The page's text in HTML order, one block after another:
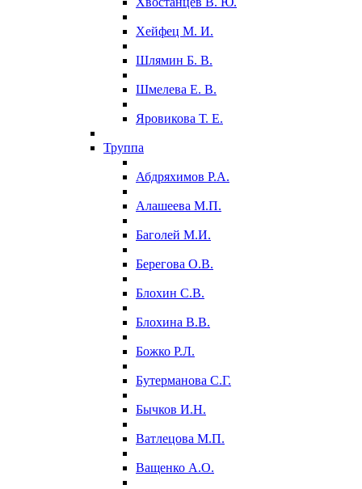
Хейфец М. И.
Шлямин Б. В.
Шмелева Е. В.
Яровикова Т. Е.
Труппа
Абдряхимов Р.А.
Алашеева М.П.
Баголей М.И.
Берегова О.В.
Блохин С.В.
Блохина В.В.
Божко Р.Л.
Бутерманова С.Г.
Бычков И.Н.
Ватлецова М.П.
Ващенко А.О.